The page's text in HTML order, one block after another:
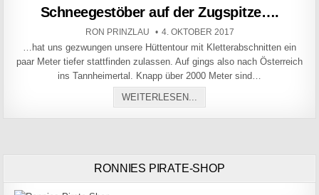
Schneegestöber auf der Zugspitze….
AUTHOR:
RON PRINZLAU PUBLISHED DATE:
4. OKTOBER 2017
…hat uns gezwungen unsere Hüttentour mit Kletterabschnitten ein
paar Meter tiefer stattfinden zulassen. Auf gings also nach Österreich
ins Tannheimertal. Knapp über 2000 Meter sind…
WEITERLESEN...
RONNIES PIRATE-SHOP